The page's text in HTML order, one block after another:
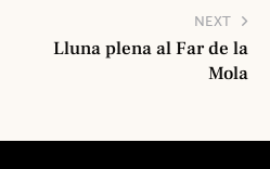
NEXT
Lluna plena al Far de la
Mola